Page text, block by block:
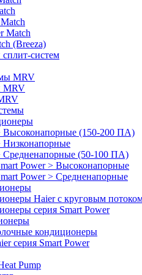
Match
(Breeza)
систем
MRV
MRV
Высоконапорные (150-200 ПА)
Низконапорные
Средненапорные (50-100 ПА)
Power > Высоконапорные
Power > Средненапорные
Haier с круговым
серия Smart Power
кондиционеры
серия Smart Power
Pump